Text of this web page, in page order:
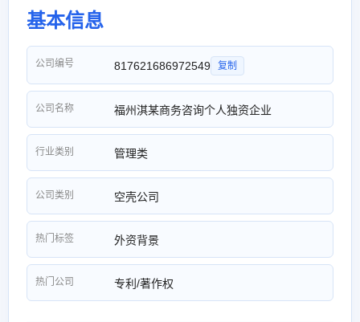
基本信息
公司编号 817621686972549 复制
公司名称 福州淇某商务咨询个人独资企业
行业类别 管理类
公司类别 空壳公司
热门标签 外资背景
热门公司 专利/著作权